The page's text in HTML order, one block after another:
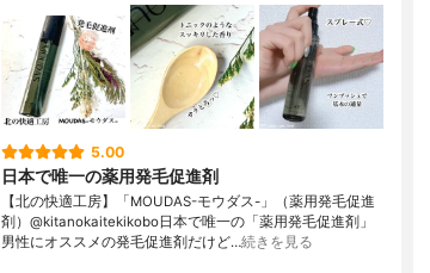
5.00
日本で唯一の薬用発毛促進剤
【北の快適工房】「MOUDAS-モウダス-」（薬用発毛促進
剤）@kitanokaitekikobo日本で唯一の「薬用発毛促進剤」
男性にオススメの発毛促進剤だけど…続きを見る